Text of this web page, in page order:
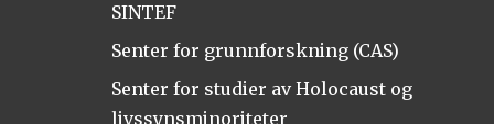
SINTEF
Senter for grunnforskning (CAS)
Senter for studier av Holocaust og
livssynsminoriteter